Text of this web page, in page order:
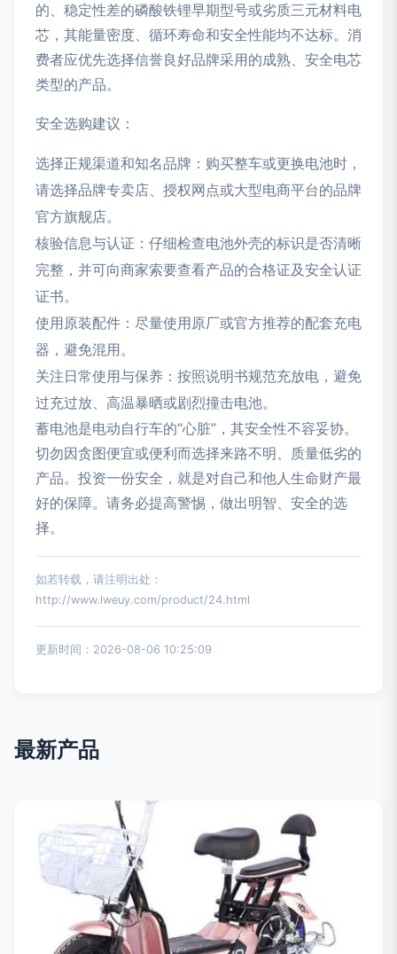
的、稳定性差的磷酸铁锂早期型号或劣质三元材料电
芯，其能量密度、循环寿命和安全性能均不达标。消
费者应优先选择信誉良好品牌采用的成熟、安全电芯
类型的产品。
安全选购建议：
选择正规渠道和知名品牌：购买整车或更换电池时，
请选择品牌专卖店、授权网点或大型电商平台的品牌
官方旗舰店。
核验信息与认证：仔细检查电池外壳的标识是否清晰
完整，并可向商家索要查看产品的合格证及安全认证
证书。
使用原装配件：尽量使用原厂或官方推荐的配套充电
器，避免混用。
关注日常使用与保养：按照说明书规范充放电，避免
过充过放、高温暴晒或剧烈撞击电池。
蓄电池是电动自行车的“心脏”，其安全性不容妥协。
切勿因贪图便宜或便利而选择来路不明、质量低劣的
产品。投资一份安全，就是对自己和他人生命财产最
好的保障。请务必提高警惕，做出明智、安全的选
择。
如若转载，请注明出处：
http://www.lweuy.com/product/24.html
更新时间：2026-08-06 10:25:09
最新产品